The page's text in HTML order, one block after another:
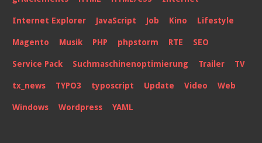
Internet Explorer JavaScript Job Kino Lifestyle
Magento Musik PHP phpstorm RTE SEO
Service Pack Suchmaschinenoptimierung Trailer TV
tx_news TYPO3 typoscript Update Video Web
Windows Wordpress YAML